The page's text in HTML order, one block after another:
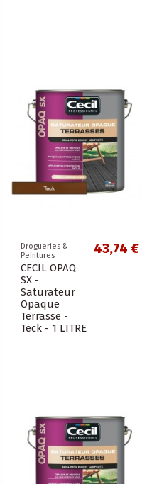
Drogueries &
Peintures
CECIL OPAQ
SX -
Saturateur
Opaque
Terrasse -
Teck - 1 LITRE
43,74 €